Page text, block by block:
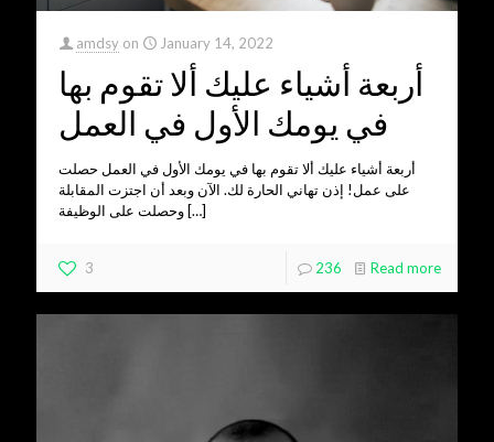
amdsy on January 14, 2022
أربعة أشياء عليك ألا تقوم بها
في يومك الأول في العمل
أربعة أشياء عليك ألا تقوم بها في يومك الأول في العمل حصلت
على عمل! إذن تهاني الحارة لك. الآن وبعد أن اجتزت المقابلة
وحصلت على الوظيفة […]
3 236 Read more